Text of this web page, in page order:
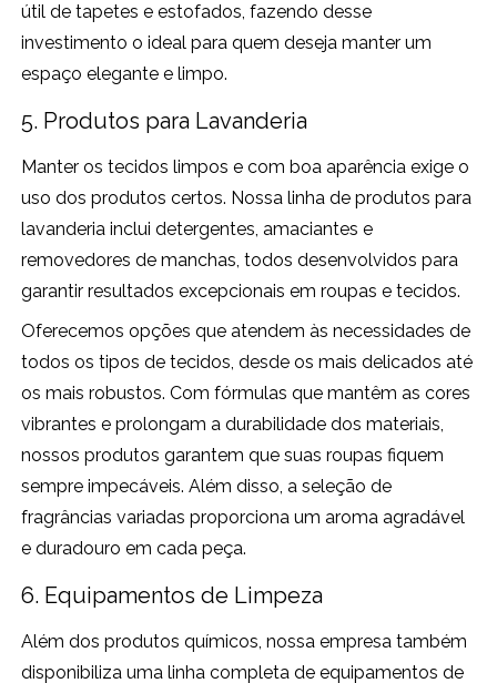
útil de tapetes e estofados, fazendo desse
investimento o ideal para quem deseja manter um
espaço elegante e limpo.
5. Produtos para Lavanderia
Manter os tecidos limpos e com boa aparência exige o
uso dos produtos certos. Nossa linha de produtos para
lavanderia inclui detergentes, amaciantes e
removedores de manchas, todos desenvolvidos para
garantir resultados excepcionais em roupas e tecidos.
Oferecemos opções que atendem às necessidades de
todos os tipos de tecidos, desde os mais delicados até
os mais robustos. Com fórmulas que mantêm as cores
vibrantes e prolongam a durabilidade dos materiais,
nossos produtos garantem que suas roupas fiquem
sempre impecáveis. Além disso, a seleção de
fragrâncias variadas proporciona um aroma agradável
e duradouro em cada peça.
6. Equipamentos de Limpeza
Além dos produtos químicos, nossa empresa também
disponibiliza uma linha completa de equipamentos de